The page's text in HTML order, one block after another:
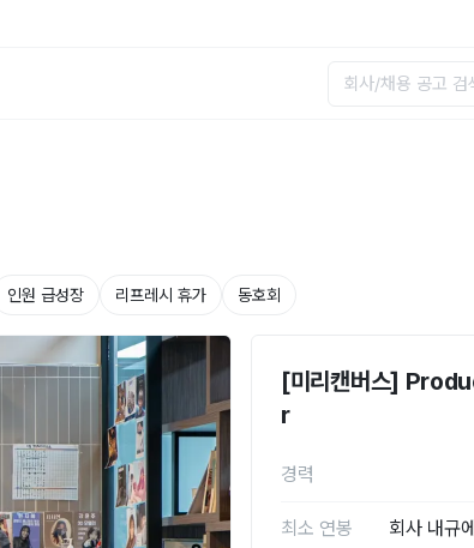
인원 급성장 리프레시 휴가 동호회
[미리캔버스]
r
경력
최소 연봉 회사 내규